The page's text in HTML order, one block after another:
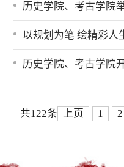
历史学院、考古学院举办第十二
以规划为笔 绘精彩人生|历史学院、
历史学院、考古学院开展“读书砺心
共122条 上页 1 2